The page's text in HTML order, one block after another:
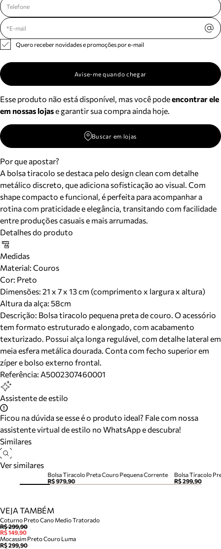
Quero receber novidades e promoções por e-mail
Avise-me quando chegar
Esse produto não está disponível, mas você podeencontrar ele
em nossas lojase garantir sua compra ainda hoje.
Buscar em lojas
Por que apostar?
A bolsa tiracolo se destaca pelo design clean com detalhe
metálico discreto, que adiciona sofisticação ao visual. Com
shape compacto e funcional, é perfeita para acompanhar a
rotina com praticidade e elegância, transitando com facilidade
entre produções casuais e mais arrumadas.
Detalhes do produto
Medidas
Material: Couros
Cor: Preto
Dimensões: 21 x 7 x 13 cm (comprimento x largura x altura)
Altura da alça: 58cm
Descrição: Bolsa tiracolo pequena preta de couro. O acessório
tem formato estruturado e alongado, com acabamento
texturizado. Possui alça longa regulável, com detalhe lateral em
meia esfera metálica dourada. Conta com fecho superior em
zíper e bolso externo frontal.
Referência: A5002307460001
Assistente de estilo
Ficou na dúvida se esse é o produto ideal? Fale com nossa
assistente virtual de estilo no WhatsApp e descubra!
Similares
Ver similares
Bolsa Tiracolo Preta Couro Pequena Corrente
R$ 979,90
Bolsa Tiracolo
R$ 299,90
VEJA TAMBÉM
Coturno Preto Cano Medio Tratorado
R$ 299,90
R$ 149,90
Mocassim Preto Couro Luma
R$ 299,90